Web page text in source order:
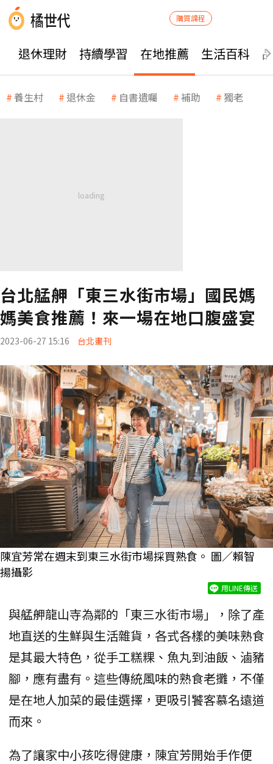
購買課程
退休理財 持續學習 在地推薦 生活百科
養生村 退休金 自書遺囑 補助 獨老
台北艋舺「東三水街市場」國民媽
媽美食推薦！來一場在地口腹盛宴
2023-06-27 15:16 台北畫刊
陳宜芳常在週末到東三水街市場採買熟食。 圖／賴智
揚攝影
用LINE傳送
與艋舺龍山寺為鄰的「東三水街市場」，除了產
地直送的生鮮與生活雜貨，各式各樣的美味熟食
是其最大特色，從手工糕粿、魚丸到油飯、滷豬
腳，應有盡有。這些傳統風味的熟食老攤，不僅
是在地人加菜的最佳選擇，更吸引饕客慕名遠道
而來。
為了讓家中小孩吃得健康，陳宜芳開始手作便